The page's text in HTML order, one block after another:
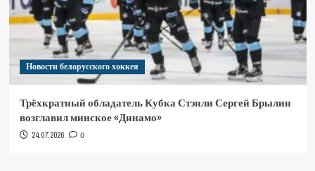
Новости белорусского хоккея
Трёхкратный обладатель Кубка Стэнли Сергей Брылин
возглавил минское «Динамо»
24.07.2026 0